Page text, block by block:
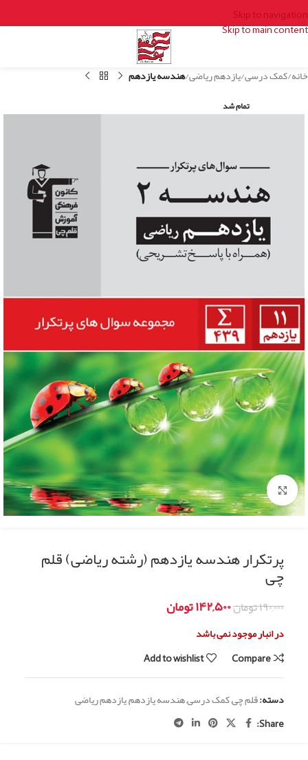
Skip to navigation
Skip to main content
خانه کمک درسی یازدهم ریاضی هندسه یازدهم
تمام شد
Click to enlarge
پرتکرار هندسه یازدهم (رشته ریاضی) قلم
چی
۱۹۰,۰۰۰تومان۱۴۲,۵۰۰تومان
در انبار موجود نمی باشد
Compare
Add to wishlist
دسته:قلم چی,کمک درسی,هندسه یازدهم,یازدهم ریاضی
Share: